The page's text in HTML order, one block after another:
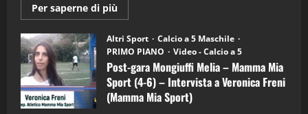
Per saperne di più
informazioni
Post-
gara
Mongiuffi
Melia
–
Mamma
Mia
Sport
Altri Sport
Calcio a 5 Maschile
PRIMO PIANO
Video - Calcio a 5
Post-gara Mongiuffi Melia – Mamma Mia
Sport (4-6) – Intervista a Veronica Freni
(Mamma Mia Sport)
3
"SportEmpire" in Podcast
“SportEmpire” in Podcast: 28^ Puntata
(Martedi 21 Aprile 2026)
21/04/2026